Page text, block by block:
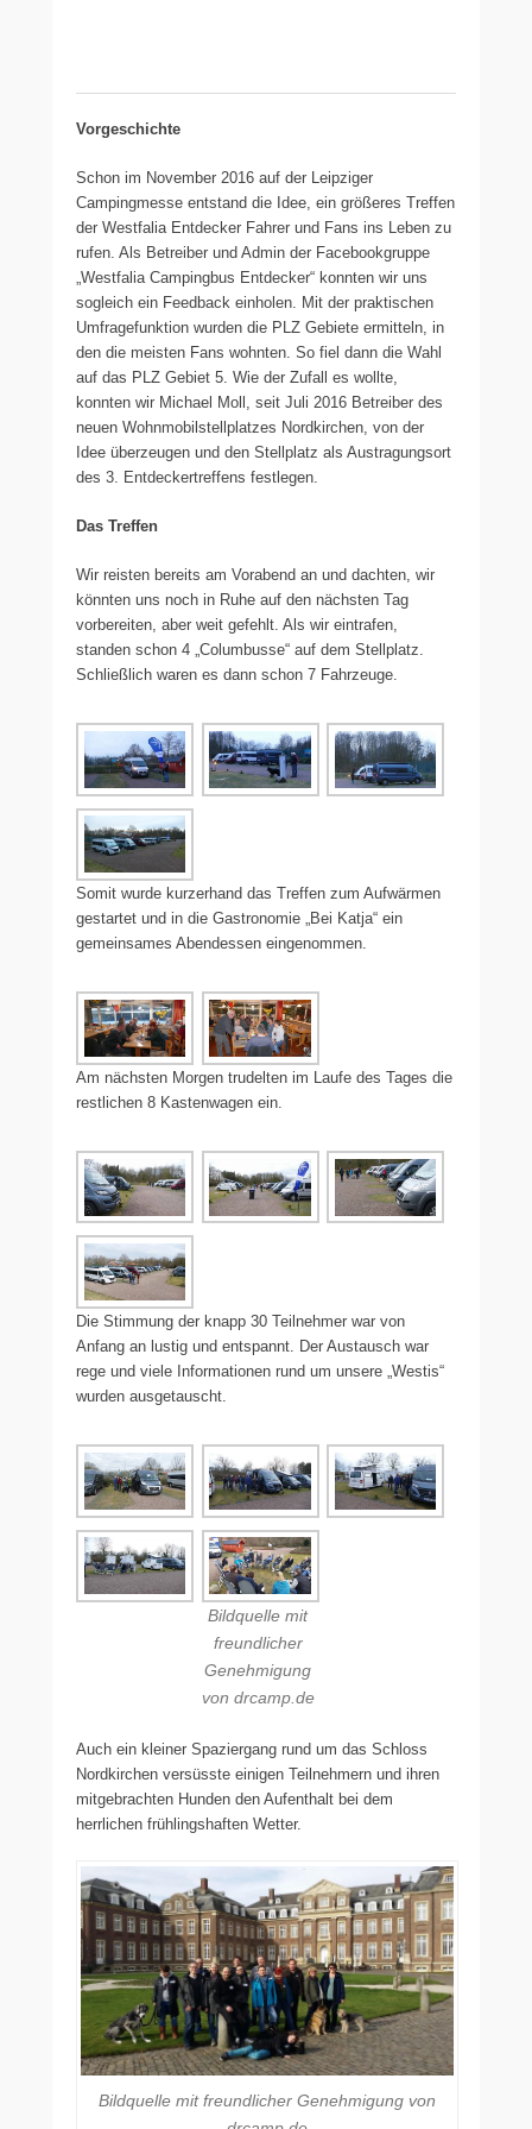
Vorgeschichte
Schon im November 2016 auf der Leipziger
Campingmesse entstand die Idee, ein größeres Treffen
der Westfalia Entdecker Fahrer und Fans ins Leben zu
rufen. Als Betreiber und Admin der Facebookgruppe
„Westfalia Campingbus Entdecker“ konnten wir uns
sogleich ein Feedback einholen. Mit der praktischen
Umfragefunktion wurden die PLZ Gebiete ermitteln, in
den die meisten Fans wohnten. So fiel dann die Wahl
auf das PLZ Gebiet 5. Wie der Zufall es wollte,
konnten wir Michael Moll, seit Juli 2016 Betreiber des
neuen Wohnmobilstellplatzes Nordkirchen, von der
Idee überzeugen und den Stellplatz als Austragungsort
des 3. Entdeckertreffens festlegen.
Das Treffen
Wir reisten bereits am Vorabend an und dachten, wir
könnten uns noch in Ruhe auf den nächsten Tag
vorbereiten, aber weit gefehlt. Als wir eintrafen,
standen schon 4 „Columbusse“ auf dem Stellplatz.
Schließlich waren es dann schon 7 Fahrzeuge.
Somit wurde kurzerhand das Treffen zum Aufwärmen
gestartet und in die Gastronomie „Bei Katja“ ein
gemeinsames Abendessen eingenommen.
Am nächsten Morgen trudelten im Laufe des Tages die
restlichen 8 Kastenwagen ein.
Die Stimmung der knapp 30 Teilnehmer war von
Anfang an lustig und entspannt. Der Austausch war
rege und viele Informationen rund um unsere „Westis“
wurden ausgetauscht.
Bildquelle mit
freundlicher
Genehmigung
von drcamp.de
Auch ein kleiner Spaziergang rund um das Schloss
Nordkirchen versüsste einigen Teilnehmern und ihren
mitgebrachten Hunden den Aufenthalt bei dem
herrlichen frühlingshaften Wetter.
Bildquelle mit freundlicher Genehmigung von